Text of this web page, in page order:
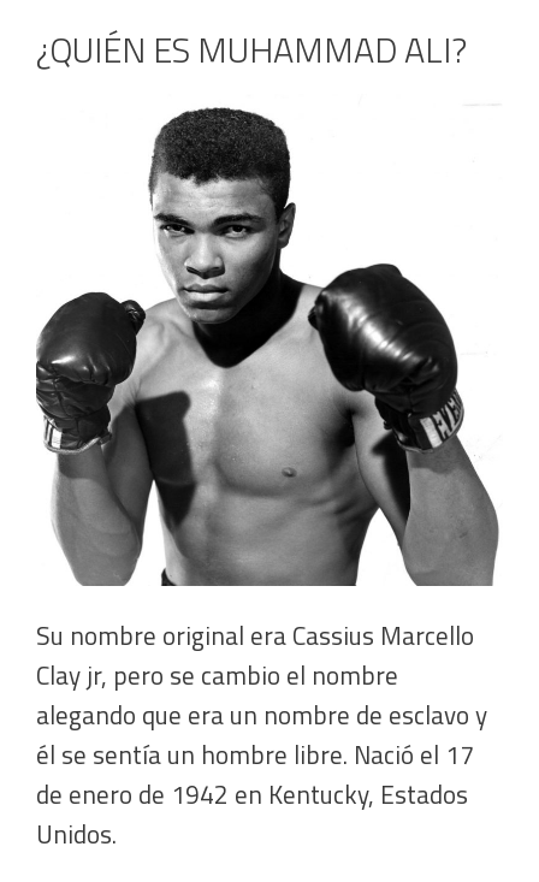
¿QUIÉN ES MUHAMMAD ALI?
Su nombre original era Cassius Marcello
Clay jr, pero se cambio el nombre
alegando que era un nombre de esclavo y
él se sentía un hombre libre. Nació el 17
de enero de 1942 en Kentucky, Estados
Unidos.